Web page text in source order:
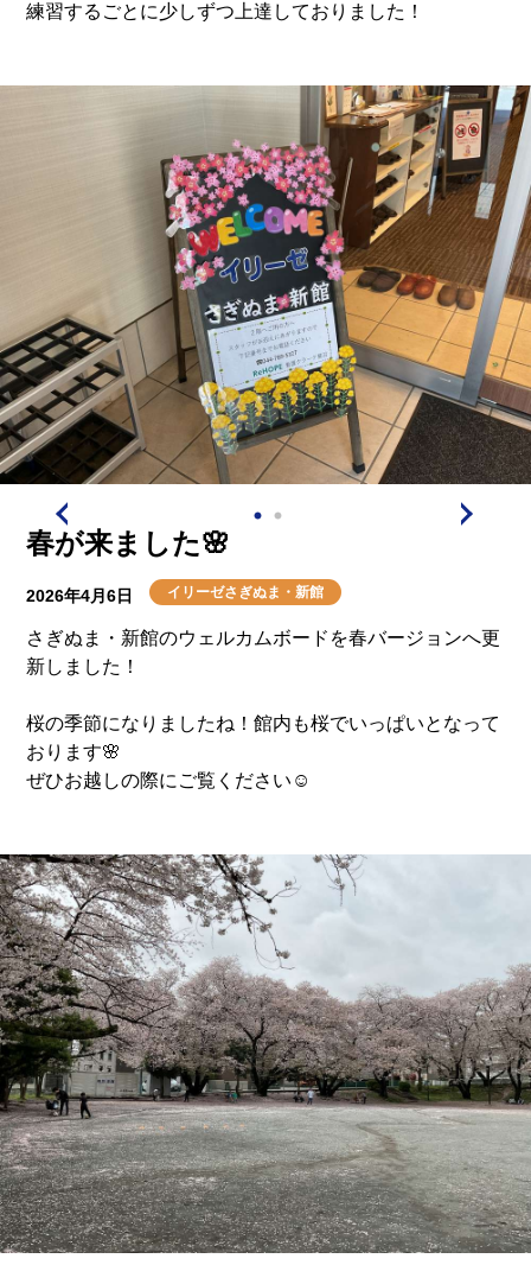
練習するごとに少しずつ上達しておりました！
春が来ました🌸
2026年4月6日 イリーゼさぎぬま・新館
さぎぬま・新館のウェルカムボードを春バージョンへ更
新しました！
桜の季節になりましたね！館内も桜でいっぱいとなって
おります🌸
ぜひお越しの際にご覧ください☺